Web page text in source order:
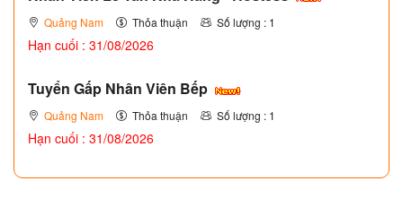
Quảng Nam Thỏa thuận Số lượng : 1
Hạn cuối : 31/08/2026
Tuyển Gấp Nhân Viên Bếp
Quảng Nam Thỏa thuận Số lượng : 1
Hạn cuối : 31/08/2026